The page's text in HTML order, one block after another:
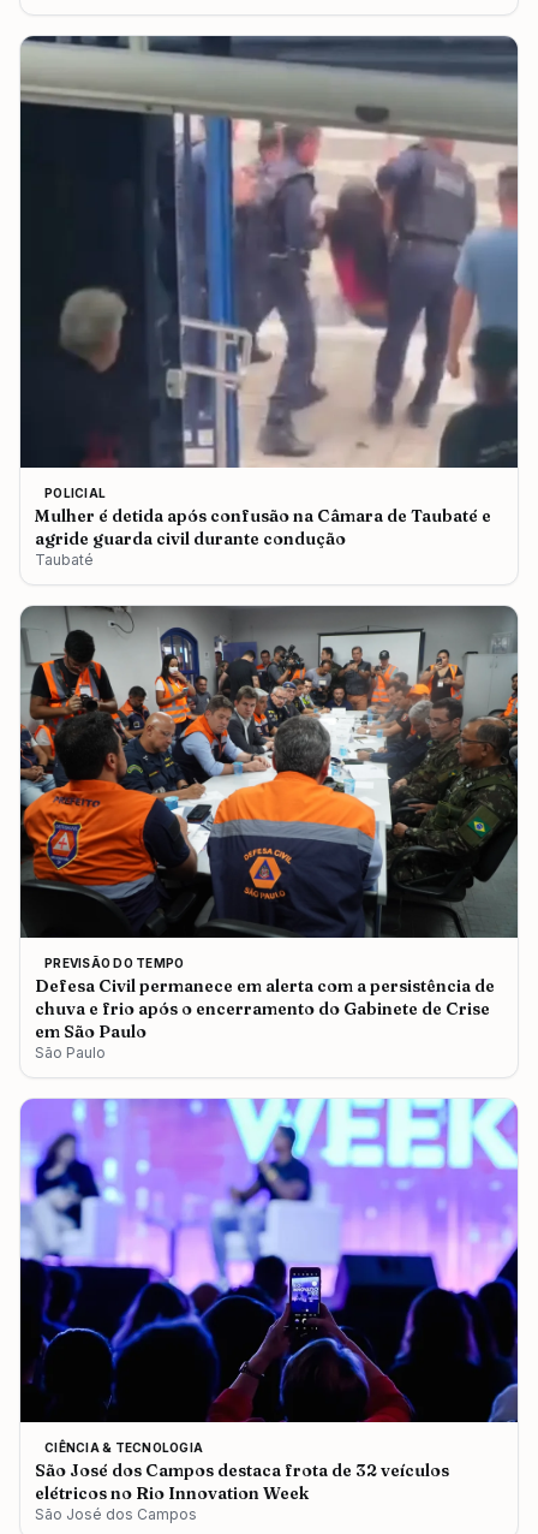
POLICIAL
Mulher é detida após confusão na Câmara de Taubaté e
agride guarda civil durante condução
Taubaté
PREVISÃO DO TEMPO
Defesa Civil permanece em alerta com a persistência de
chuva e frio após o encerramento do Gabinete de Crise
em São Paulo
São Paulo
CIÊNCIA & TECNOLOGIA
São José dos Campos destaca frota de 32 veículos
elétricos no Rio Innovation Week
São José dos Campos